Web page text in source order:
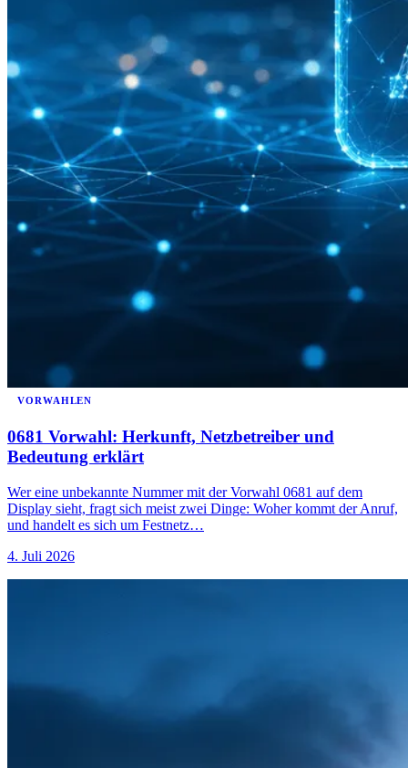
VORWAHLEN
0681 Vorwahl: Herkunft, Netzbetreiber und
Bedeutung erklärt
Wer eine unbekannte Nummer mit der Vorwahl 0681 auf dem
Display sieht, fragt sich meist zwei Dinge: Woher kommt der Anruf,
und handelt es sich um Festnetz…
4. Juli 2026